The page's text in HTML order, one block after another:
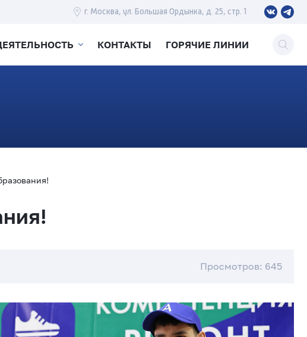
г. Москва, ул. Большая Ордынка, д. 25, стр. 1
КОНТАКТЫ ГОРЯЧИЕ ЛИНИИ
Просмотров: 645